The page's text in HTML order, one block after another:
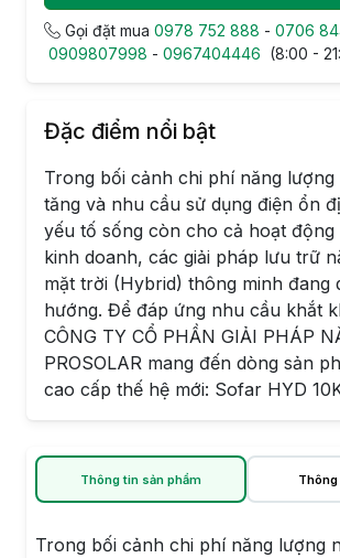
Gọi đặt mua 0978 752 888 - 0706
0909807998 - 0967404446 (8:00 -
Đặc điểm nổi bật
Trong bối cảnh chi phí năng lượng
tăng và nhu cầu sử dụng điện ổn
yếu tố sống còn cho cả hoạt động
kinh doanh, các giải pháp lưu trữ
mặt trời (Hybrid) thông minh đang
hướng. Để đáp ứng nhu cầu khắt
CÔNG TY CỔ PHẦN GIẢI PHÁP
PROSOLAR mang đến dòng sản
cao cấp thế hệ mới: Sofar HYD
Thông tin sản phẩm
Trong bối cảnh chi phí năng lượng